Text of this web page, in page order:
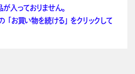
入っておりません。
お買い物を続ける」 をクリックして